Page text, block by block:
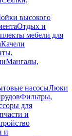
высокого
Отдых и
мебели для
Качели
Мангалы,
насосыЛюки
Фильтры,
для
и
и